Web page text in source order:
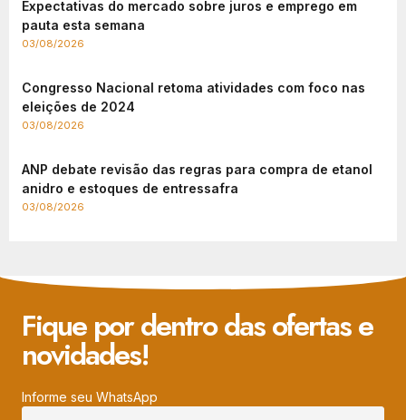
Expectativas do mercado sobre juros e emprego em
pauta esta semana
03/08/2026
Congresso Nacional retoma atividades com foco nas
eleições de 2024
03/08/2026
ANP debate revisão das regras para compra de etanol
anidro e estoques de entressafra
03/08/2026
Fique por dentro das ofertas e
novidades!
Informe seu WhatsApp